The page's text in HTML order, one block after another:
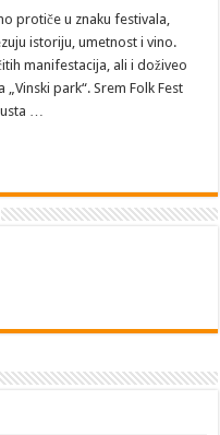
protiče u znaku festivala,
istoriju, umetnost i vino.
manifestacija, ali i doživeo
park“. Srem Folk Fest
…